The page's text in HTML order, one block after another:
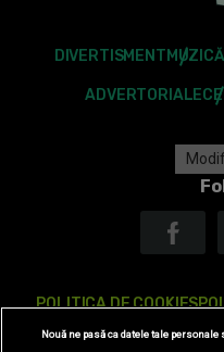
DIVERTISMENT MUZICĂ
ADVERTORIALE
POLITICA DE COOKIES
ANTENA TV
Nouă ne pasă ca datele tale